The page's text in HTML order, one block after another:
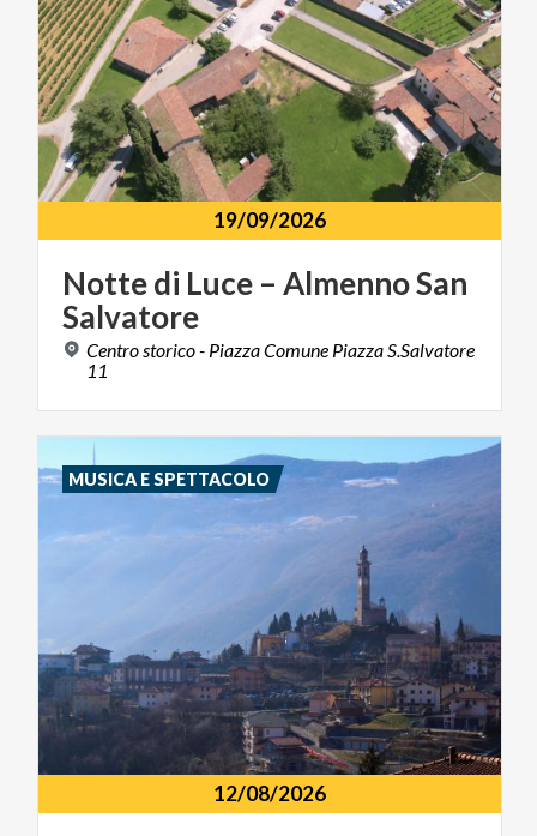
19/09/2026
Nottedi Luce – AlmennoSan
Salvatore
Centro storico - Piazza Comune Piazza S.Salvatore
11
12/08/2026
MUSICA E SPETTACOLO